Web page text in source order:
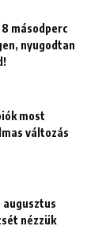
másodperc
nyugodtan
most
változás
augusztus
nézzük